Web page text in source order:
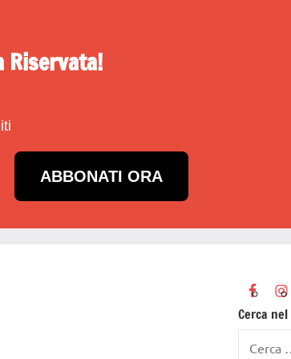
Riservata!
ABBONATI ORA
Cerca